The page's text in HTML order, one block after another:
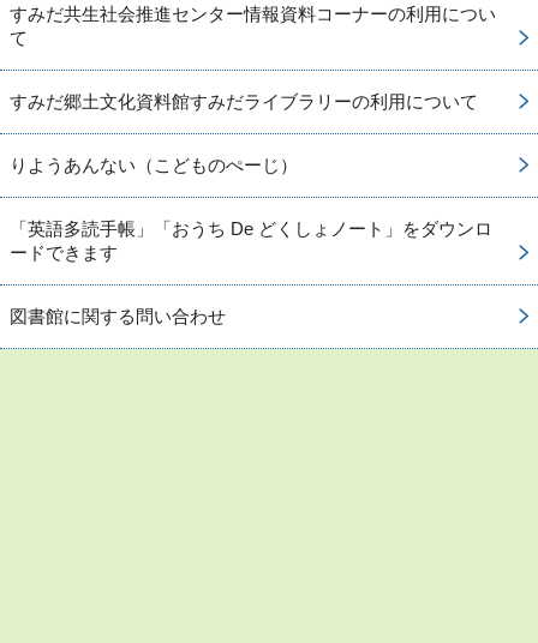
すみだ共生社会推進センター情報資料コーナーの利用につい
て
すみだ郷土文化資料館すみだライブラリーの利用について
りようあんない（こどものぺーじ）
「英語多読手帳」「おうち De どくしょノート」をダウンロ
ードできます
図書館に関する問い合わせ